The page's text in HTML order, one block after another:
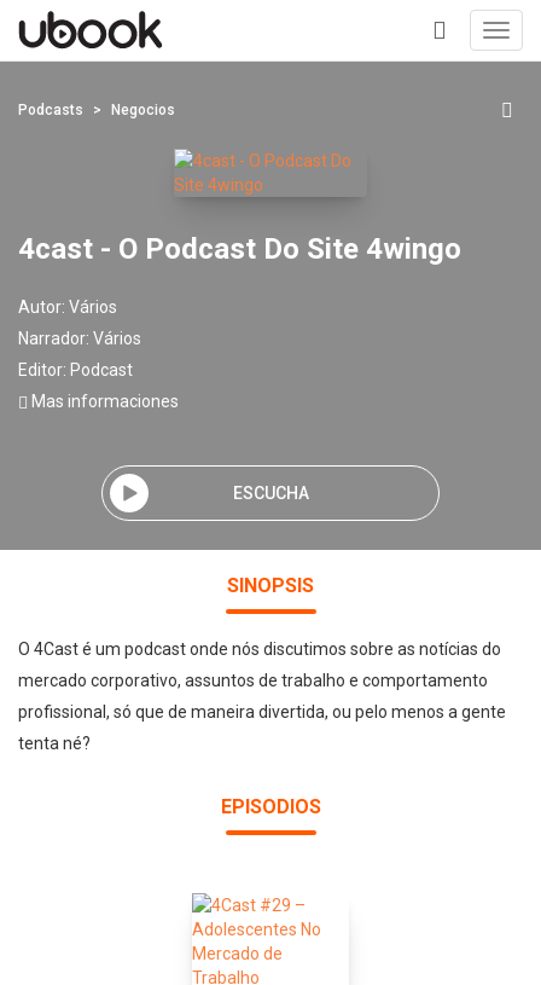
+
Podcasts Negocios
4cast - O Podcast Do Site 4wingo
Autor: Vários
Narrador: Vários
Editor: Podcast
Mas informaciones
ESCUCHA
SINOPSIS
O 4Cast é um podcast onde nós discutimos sobre as notícias do
mercado corporativo, assuntos de trabalho e comportamento
profissional, só que de maneira divertida, ou pelo menos a gente
tenta né?
EPISODIOS